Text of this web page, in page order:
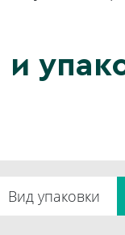
Вид упаковки